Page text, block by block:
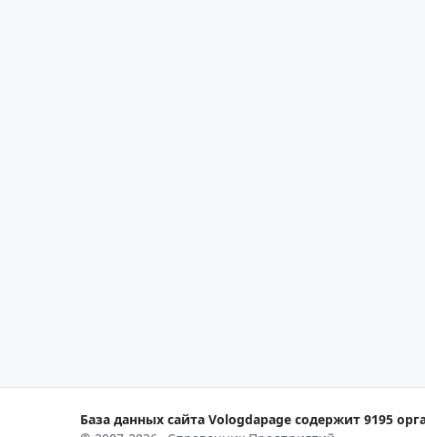
База данных сайта Vologdapage содержит 9195